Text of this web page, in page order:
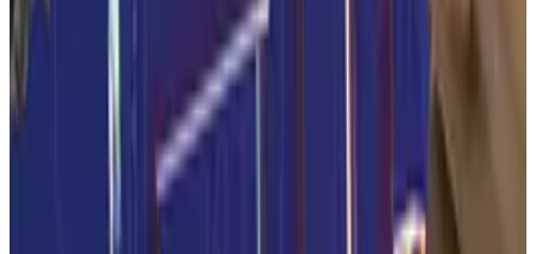
12. D-A-CH Tagung für angewandte
Getreidewissenschaften
Die D-A-CH-Tagung für angewandte Getreidewissenschaften
vermittelt seit über 60 Jahren aktuelle Erkenntnisse zu
Getreide – vom Rohstoff bis zum Endprodukt. Sie bringt
Fachleute aus Forschung, Analytik, Produktentwicklung und
Beratung für 1,5 Tage zum fachlichen Austausch zusammen.